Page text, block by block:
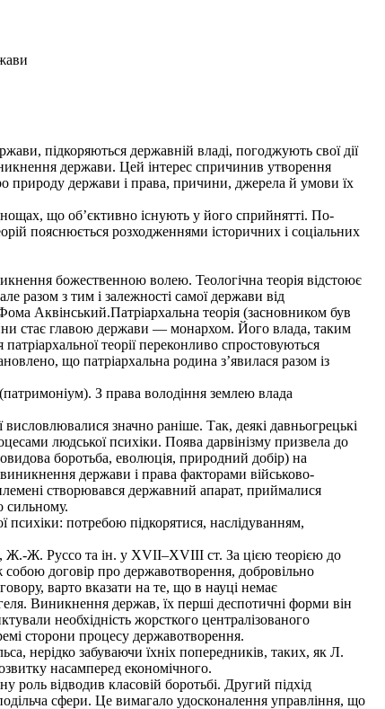
підкоряються державній владі, погоджують свої дії
держави. Цей інтерес спричинив утворення
природу держави і права, причини, джерела й умови їх
що об’єктивно існують у його сприйнятті. По-
пояснюється розходженнями історичних і соціальних
божественною волею. Теологічна теорія відстоює
разом з тим і залежності самої держави від
Аквінський.Патріархальна теорія (засновником був
стає главою держави — монархом. Його влада, таким
теорії переконливо спростовуються
що патріархальна родина з’явилася разом із
З права володіння землею влада
значно раніше. Так, деякі давньогрецькі
людської психіки. Поява дарвінізму призвела до
боротьба, еволюція, природний добір) на
держави і права факторами військово-
створювався державний апарат, приймалися
сильному.
психіки: потребою підкорятися, наслідуванням,
Ж.-Ж. Руссо та ін. у XVII–XVIII ст. За цією теорією до
договір про державотворення, добровільно
варто вказати на те, що в науці немає
Виникнення держав, їх перші деспотичні форми він
необхідність жорсткого централізованого
сторони процесу державотворення.
нерідко забуваючи їхніх попередників, таких, як Л.
насамперед економічного.
роль відводив класовій боротьбі. Другий підхід
сфери. Це вимагало удосконалення управління, що